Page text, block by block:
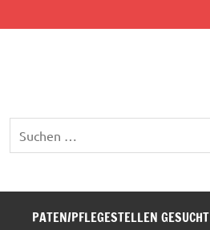
PATEN/PFLEGESTELLEN GESUCHT